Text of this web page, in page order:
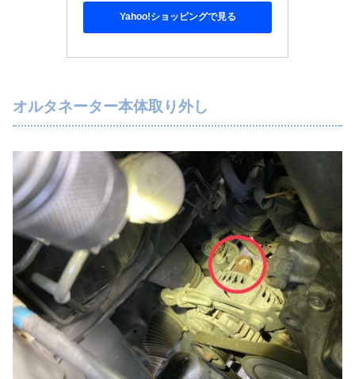
Yahoo!ショッピングで見る
オルタネーター本体取り外し